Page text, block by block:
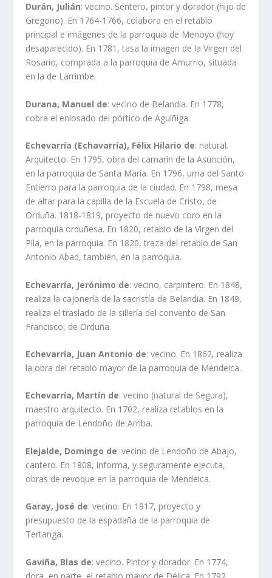
Durán, Julián: vecino. Sentero, pintor y dorador (hijo de
Gregorio). En 1764-1766, colabora en el retablo
principal e imágenes de la parroquia de Menoyo (hoy
desaparecido). En 1781, tasa la imagen de la Virgen del
Rosario, comprada a la parroquia de Amurrio, situada
en la de Larrimbe.
Durana, Manuel de: vecino de Belandia. En 1778,
cobra el enlosado del pórtico de Aguiñiga.
Echevarría (Echavarría), Félix Hilario de: natural.
Arquitecto. En 1795, obra del camarín de la Asunción,
en la parroquia de Santa María. En 1796, urna del Santo
Entierro para la parroquia de la ciudad. En 1798, mesa
de altar para la capilla de la Escuela de Cristo, de
Orduña. 1818-1819, proyecto de nuevo coro en la
parroquia orduñesa. En 1820, retablo de la Virgen del
Pila, en la parroquia. En 1820, traza del retablo de San
Antonio Abad, también, en la parroquia.
Echevarría, Jerónimo de: vecino, carpintero. En 1848,
realiza la cajonería de la sacristía de Belandia. En 1849,
realiza el traslado de la sillería del convento de San
Francisco, de Orduña.
Echevarría, Juan Antonio de: vecino. En 1862, realiza
la obra del retablo mayor de la parroquia de Mendeica.
Echevarría, Martín de: vecino (natural de Segura),
maestro arquitecto. En 1702, realiza retablos en la
parroquia de Lendoño de Arriba.
Elejalde, Domingo de: vecino de Lendoño de Abajo,
cantero. En 1808, informa, y seguramente ejecuta,
obras de revoque en la parroquia de Mendeica.
Garay, José de: vecino. En 1917, proyecto y
presupuesto de la espadaña de la parroquia de
Tertanga.
Gaviña, Blas de: vecino. Pintor y dorador. En 1774,
dora, en parte, el retablo mayor de Délica. En 1792,